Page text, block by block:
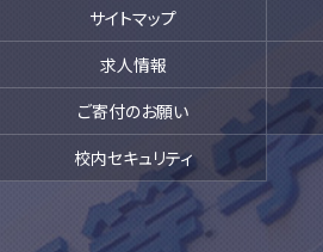
サイトマップ
求人情報
ご寄付のお願い
校内セキュリティ